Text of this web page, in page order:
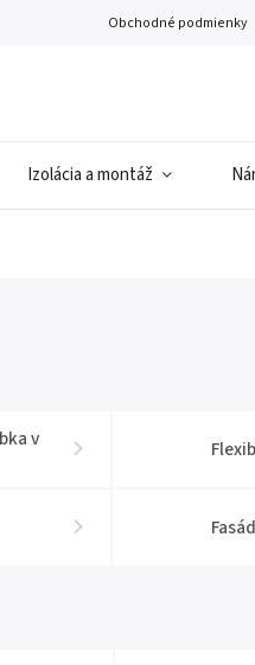
Obchodné podmienky
Izolácia a montáž
v